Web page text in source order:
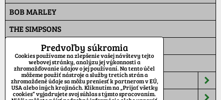
BOB MARLEY
THE SIMPSONS
PAT A MAT
MASKÁČ
ŠILTOVKY
TEPLÁKY
Predvoľby súkromia
Cookies používame na zlepšenie vašej návštevy tejto
webovej stránky, analýzu jej výkonnosti a
zhromažďovanie údajov o jej používaní. Na tento účel
môžeme použiť nástroje a služby tretích strán a
zhromaždené údaje sa môžu preniesť k partnerom v EÚ,
USA alebo iných krajinách. Kliknutím na „Prijať všetky
cookies“ vyjadrujete svoj súhlas s týmto spracovaním.